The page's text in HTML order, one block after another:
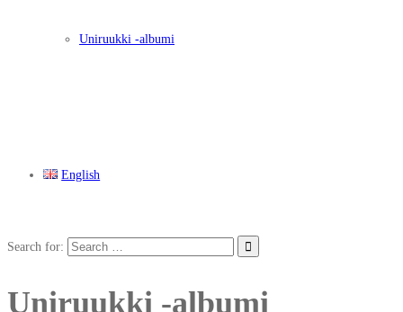
Uniruukki -albumi
English
Search for:
Uniruukki -albumi